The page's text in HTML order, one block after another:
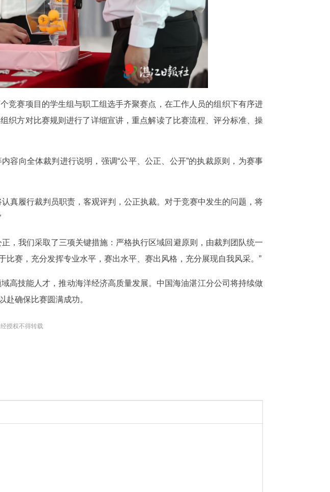
竞赛项目的学生组与职工组选手齐聚赛点，在工作人员的组织下有序进
织方对比赛规则进行了详细宣讲，重点解读了比赛流程、评分标准、操
容向全体裁判进行说明，强调“公平、公正、公开”的执裁原则，为赛事
真履行裁判员职责，客观评判，公正执裁。对于竞赛中发生的问题，将
，我们采取了三项关键措施：严格执行区域回避原则，由裁判团队统一
赛，充分发挥专业水平，赛出水平、赛出风格，充分展现自我风采。”
高技能人才，推动海洋经济高质量发展。中国海油湛江分公司将持续做
确保比赛圆满成功。
授权不得转载